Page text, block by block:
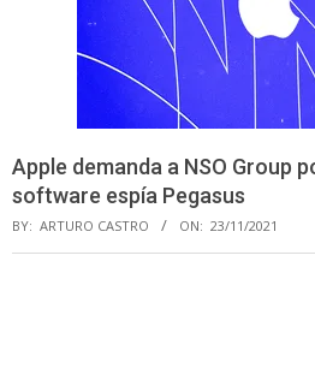
Apple demanda a NSO Group
software espía Pegasus
BY: ARTURO CASTRO ON: 23/11/2021